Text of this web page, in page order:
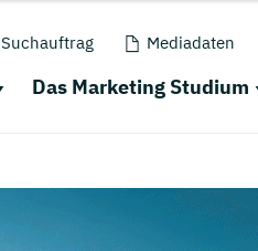
Suchauftrag Mediadaten
Das Marketing Studium